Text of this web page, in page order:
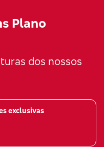
Plano
dos nossos
exclusivas